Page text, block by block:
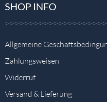
SHOP INFO
Allgemeine
Zahlungsweisen
Widerruf
Versand & Lieferung